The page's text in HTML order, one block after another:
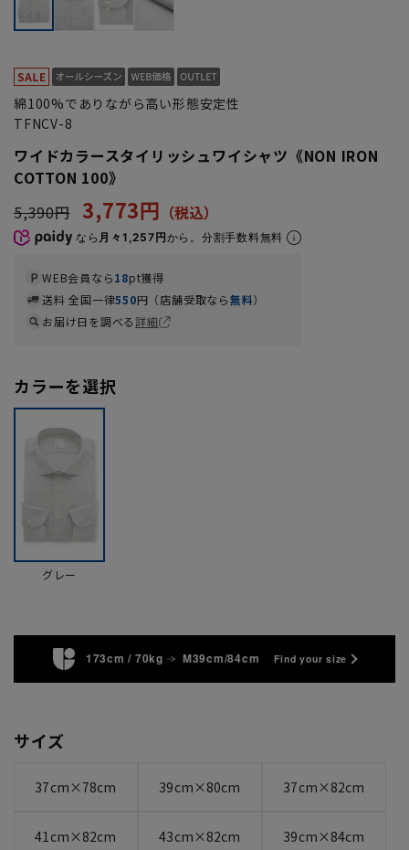
綿100%でありながら高い形態安定性
TFNCV-8
ワイドカラースタイリッシュワイシャツ《NON IRON
COTTON 100》
5,390円 3,773円
なら 月々1,257円から。分割手数料無料
WEB会員なら18pt獲得
送料 全国一律550円（店舗受取なら無料）
お届け日を調べる詳細
カラーを選択
グレー
173cm / 70kg M39cm/84cm Find your size
サイズ
37cm×78cm 39cm×80cm 37cm×82cm
41cm×82cm 43cm×82cm 39cm×84cm